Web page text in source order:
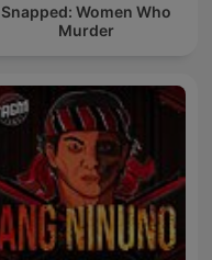
Snapped: Women Who
Murder